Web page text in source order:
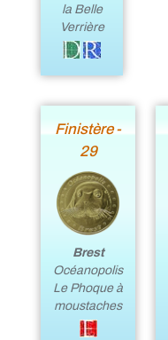
la Belle
Verrière
Finistère -
29
Brest
Océanopolis
Le Phoque à
moustaches